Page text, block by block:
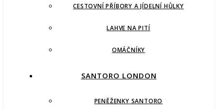
CESTOVNÍ PŘÍBORY A JÍDELNÍ HŮLKY
LAHVE NA PITÍ
OMÁČNÍKY
SANTORO LONDON
PENĚŽENKY SANTORO